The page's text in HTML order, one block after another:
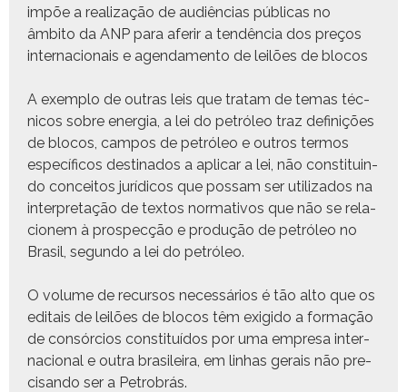
impõe a real­iza­ção de audiên­cias públi­cas no
âmbito da ANP para aferir a tendên­cia dos preços
inter­na­cionais e agen­da­men­to de leilões de blocos
A exem­p­lo de out­ras leis que tratam de temas téc­
ni­cos sobre ener­gia, a lei do petróleo traz definições
de blo­cos, cam­pos de petróleo e out­ros ter­mos
especí­fi­cos des­ti­na­dos a aplicar a lei, não con­sti­tuin­
do con­ceitos jurídi­cos que pos­sam ser uti­liza­dos na
inter­pre­tação de tex­tos nor­ma­tivos que não se rela­
cionem à prospecção e pro­dução de petróleo no
Brasil, segun­do a lei do petróleo.
O vol­ume de recur­sos necessários é tão alto que os
edi­tais de leilões de blo­cos têm exigi­do a for­mação
de con­sór­cios con­sti­tuí­dos por uma empre­sa inter­
na­cional e out­ra brasileira, em lin­has gerais não pre­
cisan­do ser a Petrobrás.